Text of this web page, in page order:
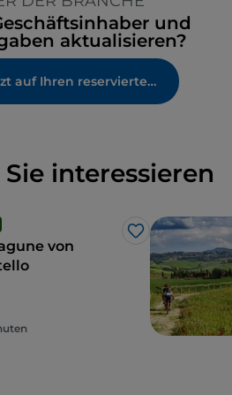
und
aktualisieren?
Greifen Sie jetzt auf Ihren reservierten Bereich zu
interessieren
Like
von